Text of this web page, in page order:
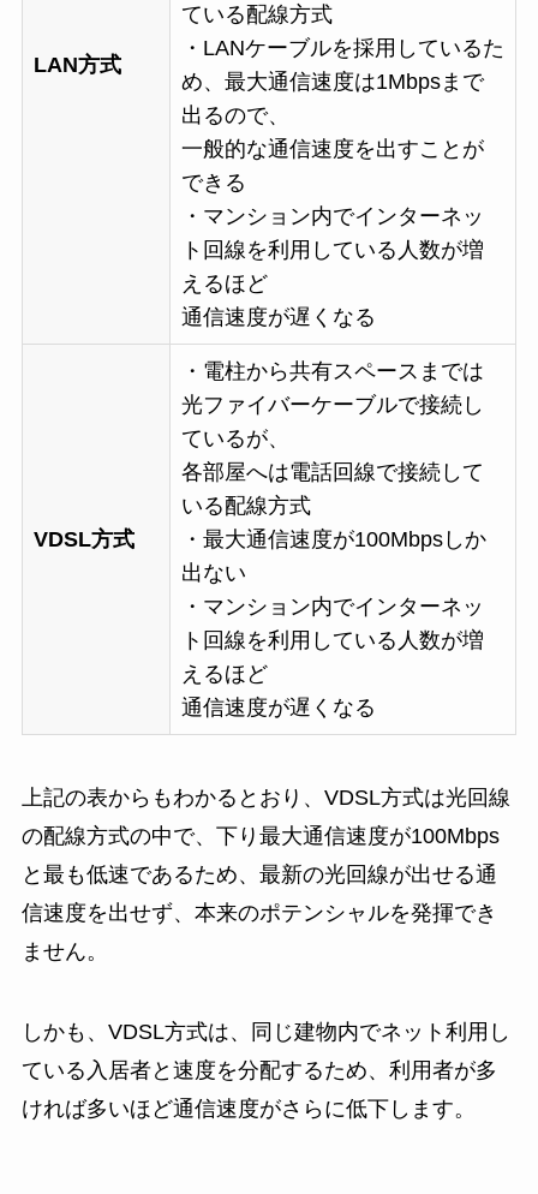
LAN方式
ている配線方式
・LANケーブルを採用しているた
め、最大通信速度は1Mbpsまで
出るので、
一般的な通信速度を出すことが
できる
・マンション内でインターネッ
ト回線を利用している人数が増
えるほど
通信速度が遅くなる
VDSL方式
・電柱から共有スペースまでは
光ファイバーケーブルで接続し
ているが、
各部屋へは電話回線で接続して
いる配線方式
・最大通信速度が100Mbpsしか
出ない
・マンション内でインターネッ
ト回線を利用している人数が増
えるほど
通信速度が遅くなる
上記の表からもわかるとおり、VDSL方式は光回線
の配線方式の中で、下り最大通信速度が100Mbps
と最も低速であるため、最新の光回線が出せる通
信速度を出せず、本来のポテンシャルを発揮でき
ません。
しかも、VDSL方式は、同じ建物内でネット利用し
ている入居者と速度を分配するため、利用者が多
ければ多いほど通信速度がさらに低下します。